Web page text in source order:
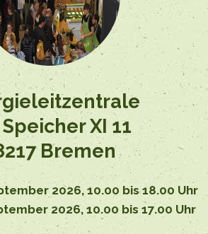
XI 11
Bremen
2026, 10.00 bis 18.00 Uhr
2026, 10.00 bis 17.00 Uhr